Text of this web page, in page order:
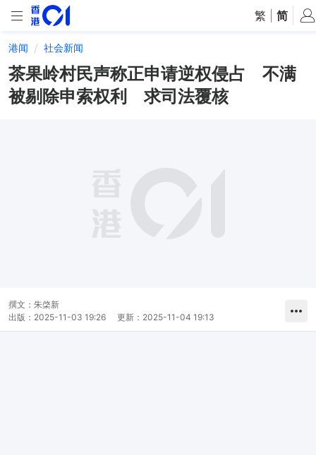
繁 简
港闻 社会新闻
茶果岭村民声称正申请逆权侵占 不满
被剔除申索权利 求司法覆核
撰文： 朱棨新
出版： 2025-11-03 19:26 更新： 2025-11-04 19:13